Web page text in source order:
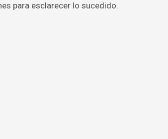
para esclarecer lo sucedido.